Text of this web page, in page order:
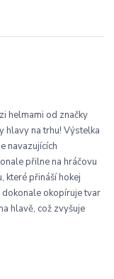
helmami od značky
hlavy na trhu! Výstelka
navazujících
přilne na hráčovu
které přináší hokej
dokonale okopíruje tvar
hlavě, což zvyšuje